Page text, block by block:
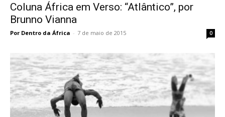
Coluna África em Verso: “Atlântico”, por
Brunno Vianna
Por Dentro da África - 7 de maio de 2015 0